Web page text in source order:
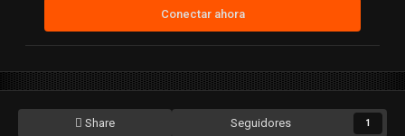
Conectar ahora
Share Seguidores 1